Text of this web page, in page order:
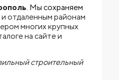
. Мы сохраняем
и отдаленным районам
многих крупных
на сайте и
строительный